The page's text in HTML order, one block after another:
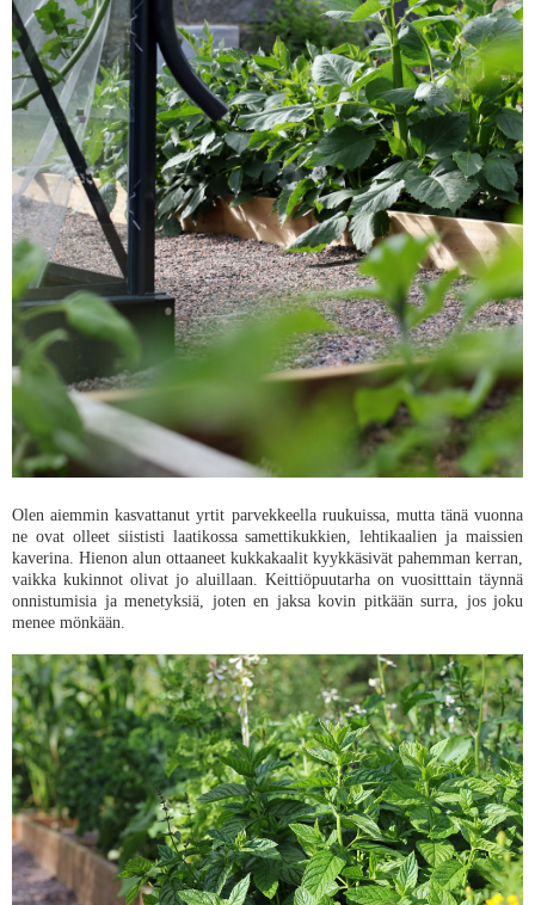
Olen aiemmin kasvattanut yrtit parvekkeella ruukuissa, mutta tänä vuonna
ne ovat olleet siististi laatikossa samettikukkien, lehtikaalien ja maissien
kaverina. Hienon alun ottaaneet kukkakaalit kyykkäsivät pahemman kerran,
vaikka kukinnot olivat jo aluillaan. Keittiöpuutarha on vuositttain täynnä
onnistumisia ja menetyksiä, joten en jaksa kovin pitkään surra, jos joku
menee mönkään.